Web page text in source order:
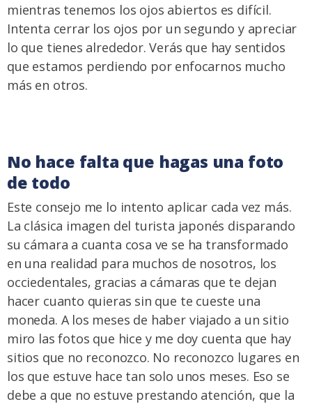
mientras tenemos los ojos abiertos es difícil.
Intenta cerrar los ojos por un segundo y apreciar
lo que tienes alrededor. Verás que hay sentidos
que estamos perdiendo por enfocarnos mucho
más en otros.
No hace falta que hagas una foto
de todo
Este consejo me lo intento aplicar cada vez más.
La clásica imagen del turista japonés disparando
su cámara a cuanta cosa ve se ha transformado
en una realidad para muchos de nosotros, los
occiedentales, gracias a cámaras que te dejan
hacer cuanto quieras sin que te cueste una
moneda. A los meses de haber viajado a un sitio
miro las fotos que hice y me doy cuenta que hay
sitios que no reconozco. No reconozco lugares en
los que estuve hace tan solo unos meses. Eso se
debe a que no estuve prestando atención, que la